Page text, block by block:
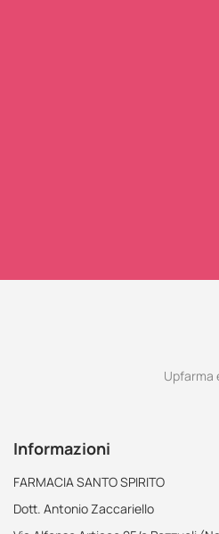
Upfarma
Informazioni
FARMACIA SANTO SPIRITO
Dott. Antonio Zaccariello